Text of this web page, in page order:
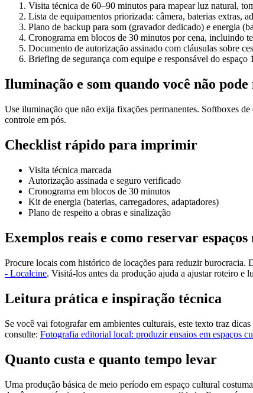
Visita técnica de 60–90 minutos para mapear luz natural,
Lista de equipamentos priorizada: câmera, baterias extras,
Plano de backup para som (gravador dedicado) e energia
Cronograma em blocos de 30 minutos por cena, incluindo
Documento de autorização assinado com cláusulas sobre
Briefing de segurança com equipe e responsável do espaço
Iluminação e som quando você não
Use iluminação que não exija fixações permanentes. Softboxes
controle em pós.
Checklist rápido para imprimir
Visita técnica marcada
Autorização assinada e seguro verificado
Cronograma em blocos de 30 minutos
Kit de energia (baterias, carregadores, adaptadores)
Plano de respeito a obras e sinalização
Exemplos reais e como reservar
Procure locais com histórico de locações para reduzir burocracia.
- Localcine. Visitá-los antes da produção ajuda a ajustar roteiro e
Leitura prática e inspiração técnica
Se você vai fotografar em ambientes culturais, este texto traz
consulte: Fotografia editorial local: produzir ensaios em espaços
Quanto custa e quanto tempo levar
Uma produção básica de meio período em espaço cultural